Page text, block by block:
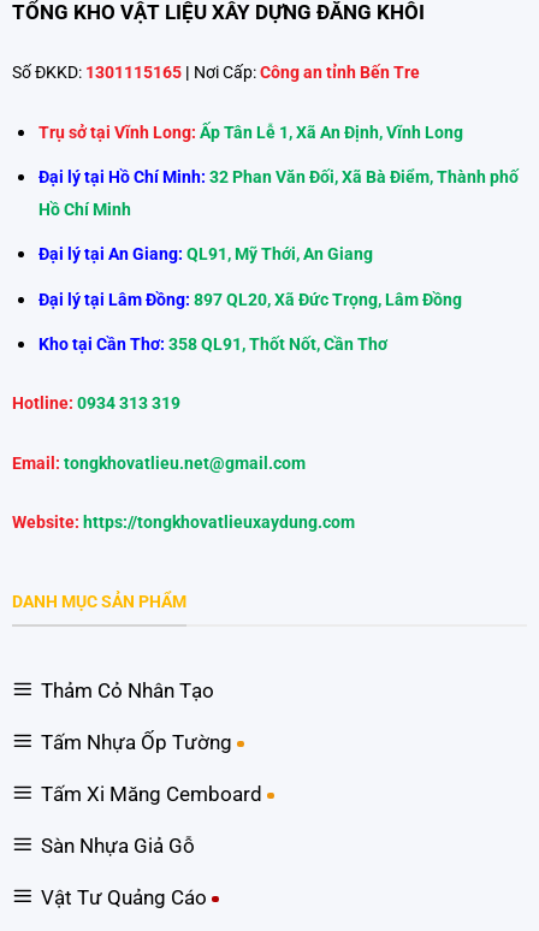
TỔNG KHO VẬT LIỆU XÂY DỰNG ĐĂNG KHÔI
Số ĐKKD: 1301115165 | Nơi Cấp: Công an tỉnh Bến Tre
Trụ sở tại Vĩnh Long: Ấp Tân Lễ 1, Xã An Định, Vĩnh Long
Đại lý tại Hồ Chí Minh: 32 Phan Văn Đối, Xã Bà Điểm, Thành phố
Hồ Chí Minh
Đại lý tại An Giang: QL91, Mỹ Thới, An Giang
Đại lý tại Lâm Đồng:897 QL20, Xã Đức Trọng, Lâm Đồng
Kho tại Cần Thơ: 358 QL91, Thốt Nốt, Cần Thơ
Hotline: 0934 313 319
Email: tongkhovatlieu.net@gmail.com
Website: https://tongkhovatlieuxaydung.com
DANH MỤC SẢN PHẨM
Thảm Cỏ Nhân Tạo
Tấm Nhựa Ốp Tường
Tấm Xi Măng Cemboard
Sàn Nhựa Giả Gỗ
Vật Tư Quảng Cáo